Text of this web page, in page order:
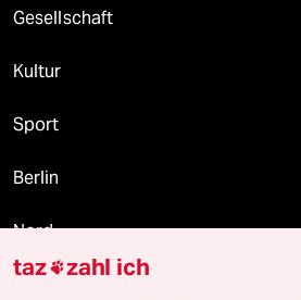
Gesellschaft
Kultur
Sport
Berlin
Nord
taz zahl ich